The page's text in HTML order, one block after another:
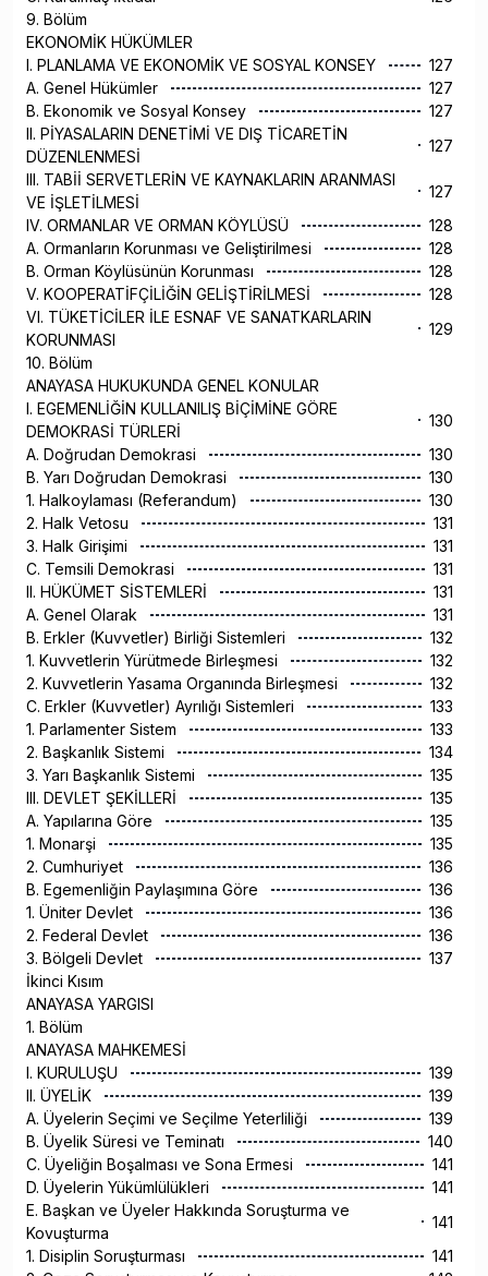
9. Bölüm
EKONOMİK HÜKÜMLER
I. PLANLAMA VE EKONOMİK VE SOSYAL KONSEY
127
A. Genel Hükümler
127
B. Ekonomik ve Sosyal Konsey
127
II. PİYASALARIN DENETİMİ VE DIŞ TİCARETİN
DÜZENLENMESİ
127
III. TABİİ SERVETLERİN VE KAYNAKLARIN ARANMASI
VE İŞLETİLMESİ
127
IV. ORMANLAR VE ORMAN KÖYLÜSÜ
128
A. Ormanların Korunması ve Geliştirilmesi
128
B. Orman Köylüsünün Korunması
128
V. KOOPERATİFÇİLİĞİN GELİŞTİRİLMESİ
128
VI. TÜKETİCİLER İLE ESNAF VE SANATKARLARIN
KORUNMASI
129
10. Bölüm
ANAYASA HUKUKUNDA GENEL KONULAR
I. EGEMENLİĞİN KULLANILIŞ BİÇİMİNE GÖRE
DEMOKRASİ TÜRLERİ
130
A. Doğrudan Demokrasi
130
B. Yarı Doğrudan Demokrasi
130
1. Halkoylaması (Referandum)
130
2. Halk Vetosu
131
3. Halk Girişimi
131
C. Temsili Demokrasi
131
II. HÜKÜMET SİSTEMLERİ
131
A. Genel Olarak
131
B. Erkler (Kuvvetler) Birliği Sistemleri
132
1. Kuvvetlerin Yürütmede Birleşmesi
132
2. Kuvvetlerin Yasama Organında Birleşmesi
132
C. Erkler (Kuvvetler) Ayrılığı Sistemleri
133
1. Parlamenter Sistem
133
2. Başkanlık Sistemi
134
3. Yarı Başkanlık Sistemi
135
III. DEVLET ŞEKİLLERİ
135
A. Yapılarına Göre
135
1. Monarşi
135
2. Cumhuriyet
136
B. Egemenliğin Paylaşımına Göre
136
1. Üniter Devlet
136
2. Federal Devlet
136
3. Bölgeli Devlet
137
İkinci Kısım
ANAYASA YARGISI
1. Bölüm
ANAYASA MAHKEMESİ
I. KURULUŞU
139
II. ÜYELİK
139
A. Üyelerin Seçimi ve Seçilme Yeterliliği
139
B. Üyelik Süresi ve Teminatı
140
C. Üyeliğin Boşalması ve Sona Ermesi
141
D. Üyelerin Yükümlülükleri
141
E. Başkan ve Üyeler Hakkında Soruşturma ve
Kovuşturma
141
1. Disiplin Soruşturması
141